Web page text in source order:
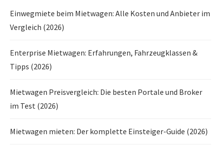
Einwegmiete beim Mietwagen: Alle Kosten und Anbieter im
Vergleich (2026)
Enterprise Mietwagen: Erfahrungen, Fahrzeugklassen &
Tipps (2026)
Mietwagen Preisvergleich: Die besten Portale und Broker
im Test (2026)
Mietwagen mieten: Der komplette Einsteiger-Guide (2026)